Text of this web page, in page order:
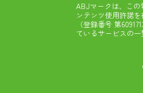
ABJマークは、この
ンテンツ使用許諾
（登録番号 第
ているサービスの一